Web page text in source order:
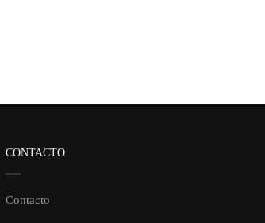
CONTACTO
Contacto